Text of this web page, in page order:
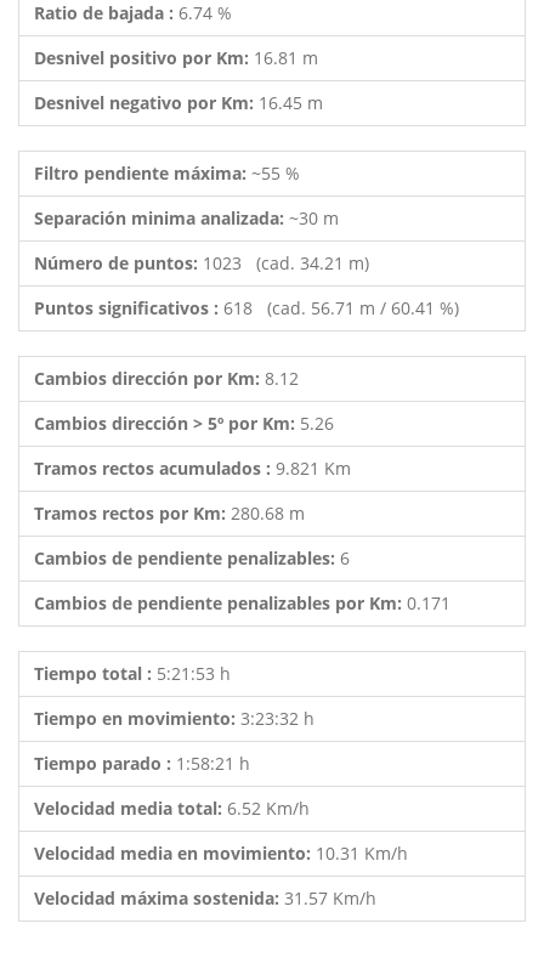
Ratio de bajada : 6.74 %
Desnivel positivo por Km: 16.81 m
Desnivel negativo por Km: 16.45 m
Filtro pendiente máxima: ~55 %
Separación minima analizada: ~30 m
Número de puntos: 1023 (cad. 34.21 m)
Puntos significativos : 618 (cad. 56.71 m / 60.41 %)
Cambios dirección por Km: 8.12
Cambios dirección > 5º por Km: 5.26
Tramos rectos acumulados : 9.821 Km
Tramos rectos por Km: 280.68 m
Cambios de pendiente penalizables: 6
Cambios de pendiente penalizables por Km: 0.171
Tiempo total : 5:21:53 h
Tiempo en movimiento: 3:23:32 h
Tiempo parado : 1:58:21 h
Velocidad media total: 6.52 Km/h
Velocidad media en movimiento: 10.31 Km/h
Velocidad máxima sostenida: 31.57 Km/h